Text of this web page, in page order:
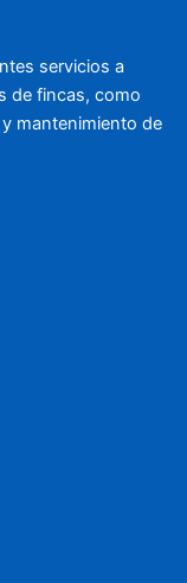
servicios a
de fincas, como
mantenimiento de